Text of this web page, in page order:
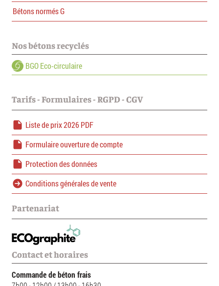
Bétons normés G
Nos bétons recyclés
BGO Eco-circulaire
Tarifs - Formulaires - RGPD - CGV
Liste de prix 2026 PDF
Formulaire ouverture de compte
Protection des données
Conditions générales de vente
Partenariat
Contact et horaires
Commande de béton frais